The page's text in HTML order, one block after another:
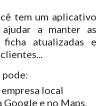
tem um aplicativo
a manter as
atualizadas e
local
Google e no Maps.